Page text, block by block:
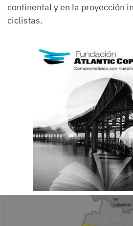
continental y en la proyección
ciclistas.